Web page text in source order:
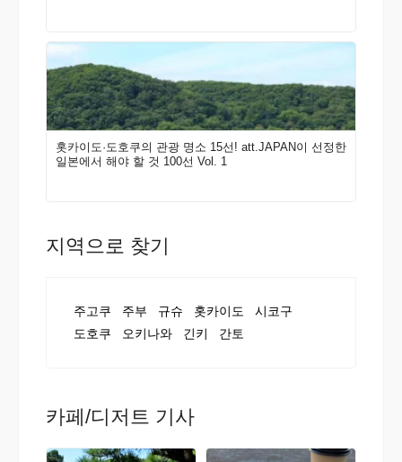
홋카이도·도호쿠의 관광 명소 15선! att.JAPAN이 선정한
일본에서 해야 할 것 100선 Vol. 1
지역으로 찾기
주고쿠 주부 규슈 홋카이도
시코구
도호쿠
오키나와 긴키 간토
카페/디저트 기사